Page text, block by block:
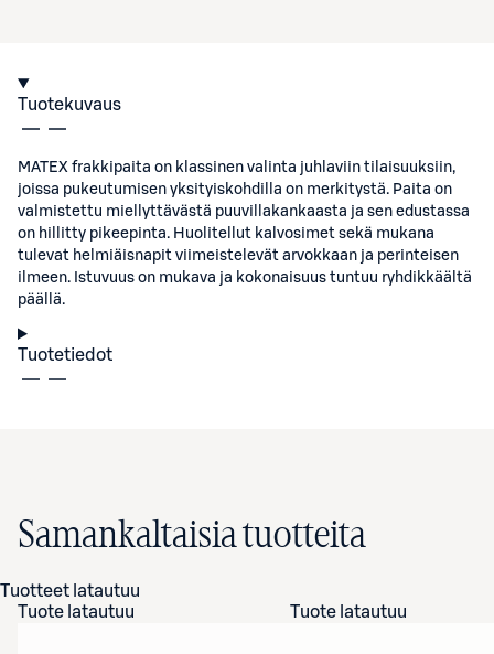
Tuotekuvaus
MATEX frakkipaita on klassinen valinta juhlaviin tilaisuuksiin,
joissa pukeutumisen yksityiskohdilla on merkitystä. Paita on
valmistettu miellyttävästä puuvillakankaasta ja sen edustassa
on hillitty pikeepinta. Huolitellut kalvosimet sekä mukana
tulevat helmiäisnapit viimeistelevät arvokkaan ja perinteisen
ilmeen. Istuvuus on mukava ja kokonaisuus tuntuu ryhdikkäältä
päällä.
Tuotetiedot
Samankaltaisia tuotteita
Tuotteet latautuu
Tuote latautuu
Tuote latautuu